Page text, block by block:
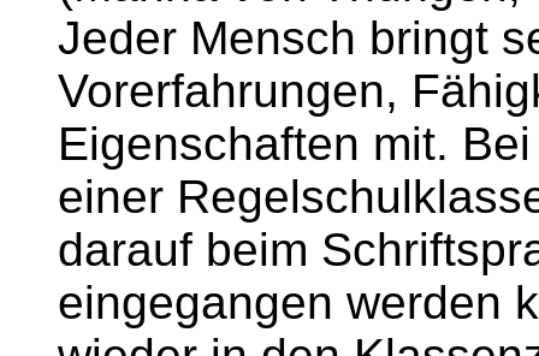
Jeder Mensch bringt
Vorerfahrungen,
Eigenschaften mit.
einer
darauf beim
eingegangen werden